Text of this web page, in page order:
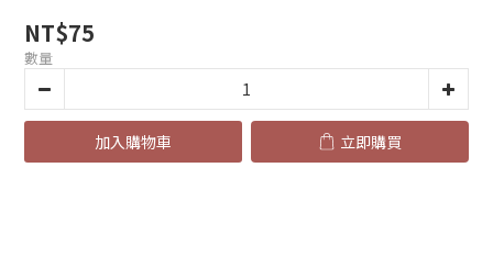
NT$75
數量
加入購物車 立即購買